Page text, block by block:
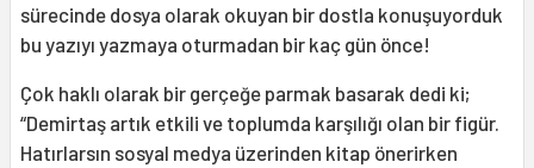
sürecinde dosya olarak okuyan bir dostla konuşuyorduk
bu yazıyı yazmaya oturmadan bir kaç gün önce!
Çok haklı olarak bir gerçeğe parmak basarak dedi ki;
“Demirtaş artık etkili ve toplumda karşılığı olan bir figür.
Hatırlarsın sosyal medya üzerinden kitap önerirken